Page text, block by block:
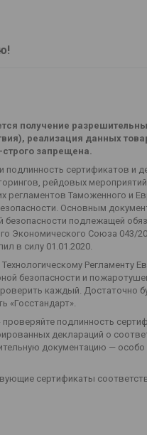
получение
реализация данных
запрещена.
сертификатов и
рейдовых
регламентов Таможенного и
Основным
безопасности подлежащей
Экономического Союза 043/
в силу 01.01.2020.
Регламенту
безопасности и
каждый. Достаточно
«Госстандарт».
подлинность
деклараций о
документацию — особо
сертификаты